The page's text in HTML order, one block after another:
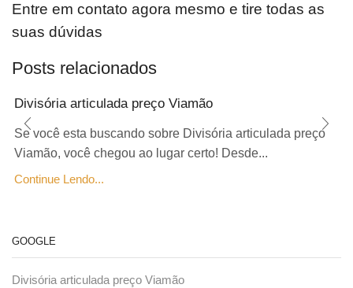
Entre em contato agora mesmo e tire todas as
suas dúvidas
Posts relacionados
Divisória articulada preço Viamão
Se você esta buscando sobre Divisória articulada preço
Viamão, você chegou ao lugar certo! Desde...
Continue Lendo...
GOOGLE
Divisória articulada preço Viamão